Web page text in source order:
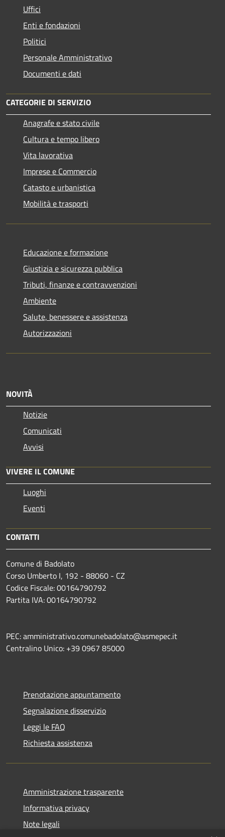
Uffici
Enti e fondazioni
Politici
Personale Amministrativo
Documenti e dati
CATEGORIE DI SERVIZIO
Anagrafe e stato civile
Cultura e tempo libero
Vita lavorativa
Imprese e Commercio
Catasto e urbanistica
Mobilità e trasporti
Educazione e formazione
Giustizia e sicurezza pubblica
Tributi, finanze e contravvenzioni
Ambiente
Salute, benessere e assistenza
Autorizzazioni
NOVITÀ
Notizie
Comunicati
Avvisi
VIVERE IL COMUNE
Luoghi
Eventi
CONTATTI
Comune di Badolato
Corso Umberto I, 192 - 88060 - CZ
Codice Fiscale: 00164790792
Partita IVA: 00164790792
PEC: amministrativo.comunebadolato@asmepec.it
Centralino Unico: +39 0967 85000
Prenotazione appuntamento
Segnalazione disservizio
Leggi le FAQ
Richiesta assistenza
Amministrazione trasparente
Informativa privacy
Note legali